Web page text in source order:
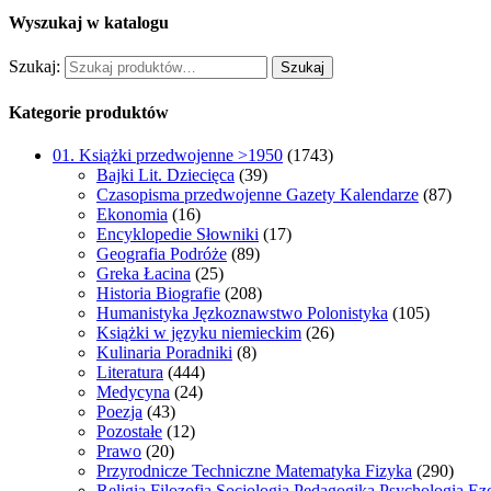
Wyszukaj w katalogu
Szukaj: Szukaj
Kategorie produktów
01. Książki przedwojenne >1950 (1743)
Bajki Lit. Dziecięca (39)
Czasopisma przedwojenne Gazety Kalendarze (87)
Ekonomia (16)
Encyklopedie Słowniki (17)
Geografia Podróże (89)
Greka Łacina (25)
Historia Biografie (208)
Humanistyka Jęzkoznawstwo Polonistyka (105)
Książki w języku niemieckim (26)
Kulinaria Poradniki (8)
Literatura (444)
Medycyna (24)
Poezja (43)
Pozostałe (12)
Prawo (20)
Przyrodnicze Techniczne Matematyka Fizyka (290)